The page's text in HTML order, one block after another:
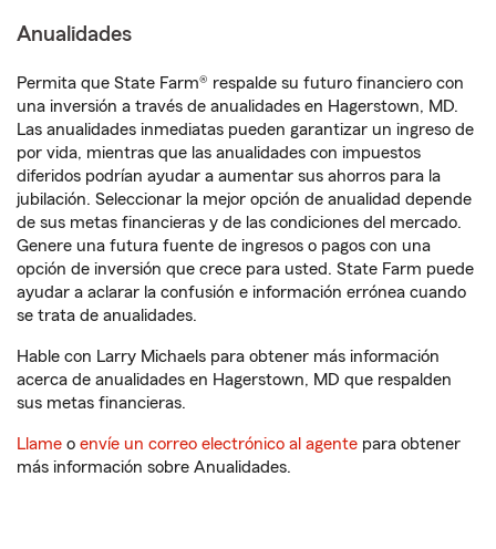
Anualidades
Permita que State Farm® respalde su futuro financiero con
una inversión a través de anualidades en Hagerstown, MD.
Las anualidades inmediatas pueden garantizar un ingreso de
por vida, mientras que las anualidades con impuestos
diferidos podrían ayudar a aumentar sus ahorros para la
jubilación. Seleccionar la mejor opción de anualidad depende
de sus metas financieras y de las condiciones del mercado.
Genere una futura fuente de ingresos o pagos con una
opción de inversión que crece para usted. State Farm puede
ayudar a aclarar la confusión e información errónea cuando
se trata de anualidades.
Hable con Larry Michaels para obtener más información
acerca de anualidades en Hagerstown, MD que respalden
sus metas financieras.
Llame o envíe un correo electrónico al agente para obtener
más información sobre Anualidades.